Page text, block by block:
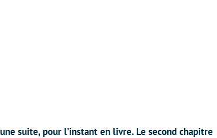
suite, pour l’instant en livre. Le second chapitre